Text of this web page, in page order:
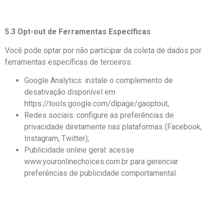
5.3 Opt-out de Ferramentas Específicas
Você pode optar por não participar da coleta de dados por
ferramentas específicas de terceiros:
Google Analytics: instale o complemento de
desativação disponível em
https://tools.google.com/dlpage/gaoptout;
Redes sociais: configure as preferências de
privacidade diretamente nas plataformas (Facebook,
Instagram, Twitter);
Publicidade online geral: acesse
www.youronlinechoices.com.br para gerenciar
preferências de publicidade comportamental.